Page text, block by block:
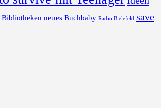
Bibliotheken neues Buchbaby Radio Bielefeld save